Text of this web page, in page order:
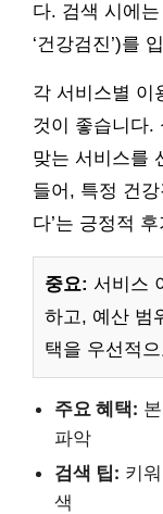
다. 검색 시에는
‘건강검진’)를
각 서비스별 이
것이 좋습니다.
맞는 서비스를
들어, 특정 건
다’는 긍정적
중요: 서비스
하고, 예산 범
택을 우선적
주요 혜택:
파악
검색 팁: 키
색